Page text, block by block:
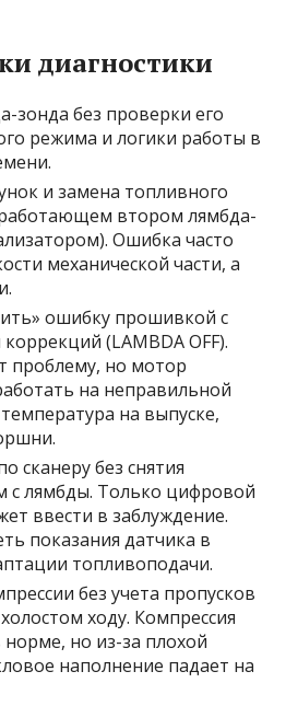
диагностики
зонда без проверки его
режима и логики работы в
и замена топливного
втором лямбда-
Ошибка часто
механической части, а
ошибку прошивкой с
(LAMBDA OFF).
проблему, но мотор
на неправильной
на выпуске,
сканеру без снятия
с лямбды. Только цифровой
ввести в заблуждение.
показания датчика в
топливоподачи.
без учета пропусков
ходу. Компрессия
но из-за плохой
наполнение падает на